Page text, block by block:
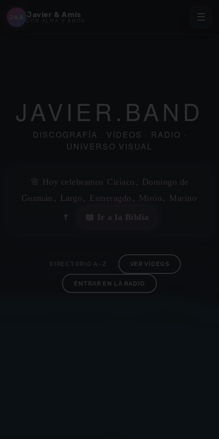
Javier & Amis
CON ALMA Y AMOR ☰
✶
✶
JAVIER.BAND
DISCOGRAFÍA · VÍDEOS · RADIO ·
UNIVERSO VISUAL
🌸 Hoy celebramos Ciríaco , Domingo de
Guzmán , Largo , Esmeragdo , Mirón , Marino
✝️
📖 Ir a la Biblia
DIRECTORIO A–Z VER VÍDEOS
ENTRAR EN LA RADIO